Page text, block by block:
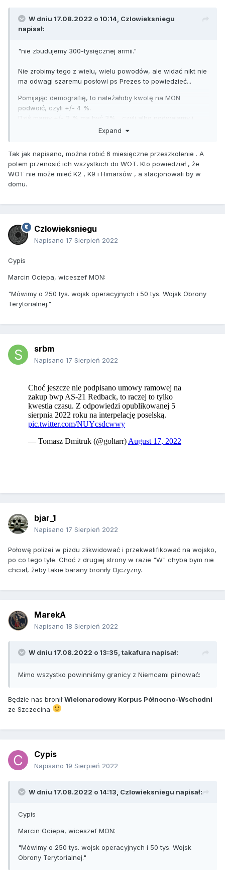
W dniu 17.08.2022 o 10:14, Czlowieksniegu
napisał:
"nie zbudujemy 300-tysięcznej armii."
Nie zrobimy tego z wielu, wielu powodów, ale widać nikt nie
ma odwagi szaremu posłowi ps Prezes to powiedzieć...
Pomijając demografię, to należałoby kwotę na MON
podwoić, czyli +/- 4 %.
Dziś mamy +/- 2 % ma być 3%... czyli albo podwajamy i
mniej-więcej na wszystko starcza, albo bez podwojenia
Już nie mówiąc, gdzie te mityczne 300 tys żołnierzy miałoby
stacjonować...
Expand
Tak jak napisano, można robić 6 miesięczne przeszkolenie . A
potem przenosić ich wszystkich do WOT. Kto powiedział , że
WOT nie może mieć K2 , K9 i Himarsów , a stacjonowali by w
domu.
Czlowieksniegu
Napisano 17 Sierpień 2022
Cypis
Marcin Ociepa, wiceszef MON:
"Mówimy o 250 tys. wojsk operacyjnych i 50 tys. Wojsk Obrony
Terytorialnej."
srbm
Napisano 17 Sierpień 2022
bjar_1
Napisano 17 Sierpień 2022
Połowę polizei w pizdu zlikwidować i przekwalifikować na wojsko,
po co tego tyle. Choć z drugiej strony w razie "W" chyba bym nie
chciał, żeby takie barany broniły Ojczyzny.
MarekA
Napisano 18 Sierpień 2022
W dniu 17.08.2022 o 13:35, takafura napisał:
Mimo wszystko powinniśmy granicy z Niemcami pilnować:
Będzie nas broniłWielonarodowy Korpus Północno-Wschodni
ze Szczecina
Cypis
Napisano 19 Sierpień 2022
W dniu 17.08.2022 o 14:13, Czlowieksniegu napisał:
Cypis
Marcin Ociepa, wiceszef MON:
"Mówimy o 250 tys. wojsk operacyjnych i 50 tys. Wojsk
Obrony Terytorialnej."